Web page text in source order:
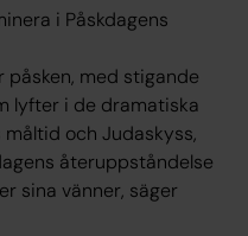
i Påskdagens
med stigande
lyfter i de dramatiska
och Judaskyss,
återuppståndelse
sina vänner, säger